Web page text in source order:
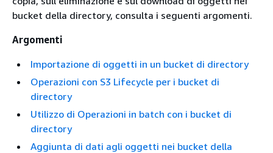
bucket della directory, consulta i seguenti argomenti.
Argomenti
Importazione di oggetti in un bucket di directory
Operazioni con S3 Lifecycle per i bucket di
directory
Utilizzo di Operazioni in batch con i bucket di
directory
Aggiunta di dati agli oggetti nei bucket della